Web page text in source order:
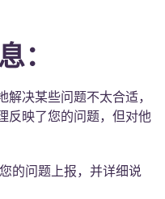
：
决某些问题不太合适，
反映了您的问题，但对他
的问题上报，并详细说